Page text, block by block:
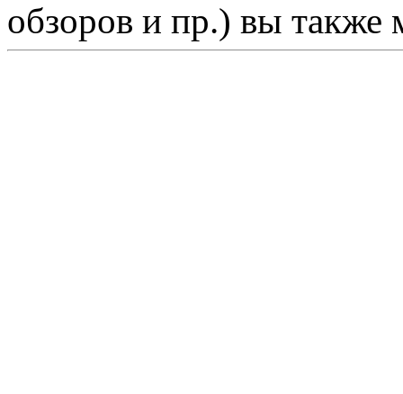
обзоров и пр.) вы также